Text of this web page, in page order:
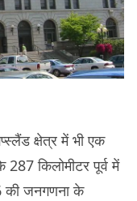
क्षेत्र में भी एक
287 किलोमीटर पूर्व में
की जनगणना के